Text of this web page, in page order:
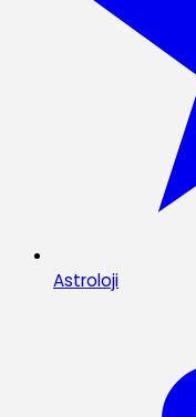
Astroloji